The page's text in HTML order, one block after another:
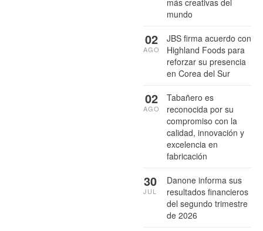
más creativas del
mundo
JBS firma acuerdo con
Highland Foods para
reforzar su presencia
en Corea del Sur
02
AGO
Tabañero es
reconocida por su
compromiso con la
calidad, innovación y
excelencia en
fabricación
02
AGO
Danone informa sus
resultados financieros
del segundo trimestre
de 2026
30
JUL